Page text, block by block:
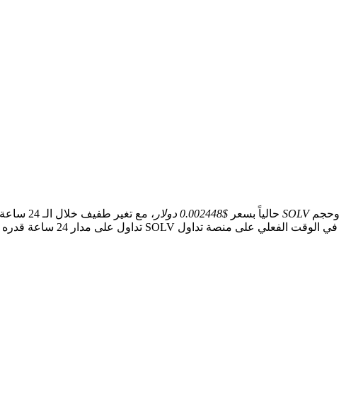
يتداول Solv Protocol(SOLV) حالياً بسعر $0.002448 دولار ، مع تغير طفيف خلال الـ 24 ساعة الماضية. يبلغ إجمالي قيمة العملة المتداولة للأصل 4.25 مليار SOLVوحجم
تداول على مدار 24 ساعة قدره